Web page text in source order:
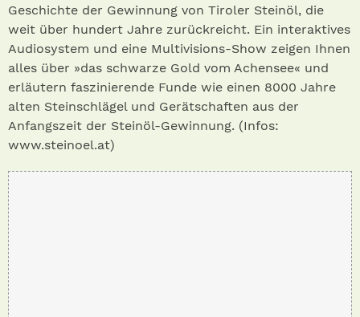
Geschichte der Gewinnung von Tiroler Steinöl, die
weit über hundert Jahre zurückreicht. Ein interaktives
Audiosystem und eine Multivisions-Show zeigen Ihnen
alles über »das schwarze Gold vom Achensee« und
erläutern faszinierende Funde wie einen 8000 Jahre
alten Steinschlägel und Gerätschaften aus der
Anfangszeit der Steinöl-Gewinnung. (Infos:
www.steinoel.at )